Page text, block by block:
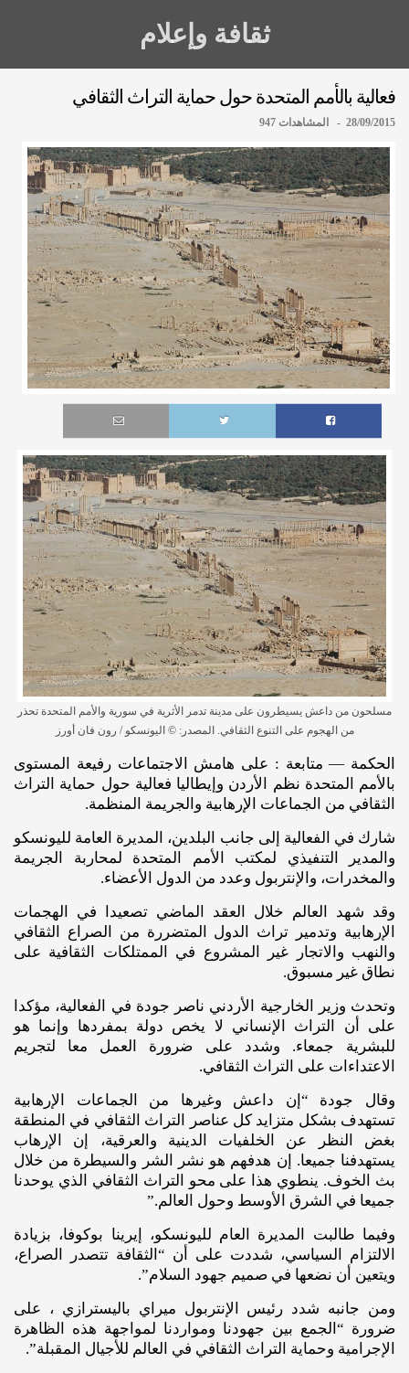
ثقافة وإعلام
فعالية بالأمم المتحدة حول حماية التراث الثقافي
28/09/2015 - المشاهدات 947
مسلحون من داعش يسيطرون على مدينة تدمر الأثرية في سورية والأمم المتحدة تحذر
من الهجوم على التنوع الثقافي. المصدر: © اليونسكو / رون فان أورز
الحكمة — متابعة : على هامش الاجتماعات رفيعة المستوى
بالأمم المتحدة نظم الأردن وإيطاليا فعالية حول حماية التراث
الثقافي من الجماعات الإرهابية والجريمة المنظمة.
شارك في الفعالية إلى جانب البلدين، المديرة العامة لليونسكو
والمدير التنفيذي لمكتب الأمم المتحدة لمحاربة الجريمة
والمخدرات، والإنتربول وعدد من الدول الأعضاء.
وقد شهد العالم خلال العقد الماضي تصعيدا في الهجمات
الإرهابية وتدمير تراث الدول المتضررة من الصراع الثقافي
والنهب والاتجار غير المشروع في الممتلكات الثقافية على
نطاق غير مسبوق.
وتحدث وزير الخارجية الأردني ناصر جودة في الفعالية، مؤكدا
على أن التراث الإنساني لا يخص دولة بمفردها وإنما هو
للبشرية جمعاء. وشدد على ضرورة العمل معا لتجريم
الاعتداءات على التراث الثقافي.
وقال جودة “إن داعش وغيرها من الجماعات الإرهابية
تستهدف بشكل متزايد كل عناصر التراث الثقافي في المنطقة
بغض النظر عن الخلفيات الدينية والعرقية، إن الإرهاب
يستهدفنا جميعا. إن هدفهم هو نشر الشر والسيطرة من خلال
بث الخوف. ينطوي هذا على محو التراث الثقافي الذي يوحدنا
جميعا في الشرق الأوسط وحول العالم.”
وفيما طالبت المديرة العام لليونسكو، إيرينا بوكوفا، بزيادة
الالتزام السياسي، شددت على أن “الثقافة تتصدر الصراع،
ويتعين أن نضعها في صميم جهود السلام”.
ومن جانبه شدد رئيس الإنتربول ميراي باليسترازي ، على
ضرورة “الجمع بين جهودنا ومواردنا لمواجهة هذه الظاهرة
الإجرامية وحماية التراث الثقافي في العالم للأجيال المقبلة”.